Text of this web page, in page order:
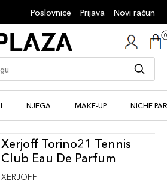
Poslovnice Prijava Novi račun
NJEGA MAKE-UP NICHE
Xerjoff Torino21 Tennis
Club Eau De Parfum
XERJOFF